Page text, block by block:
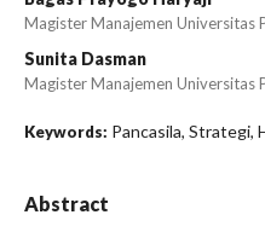
Magister Manajemen Universitas
Sunita Dasman
Magister Manajemen Universitas
Keywords: Pancasila, Strategi,
Abstract